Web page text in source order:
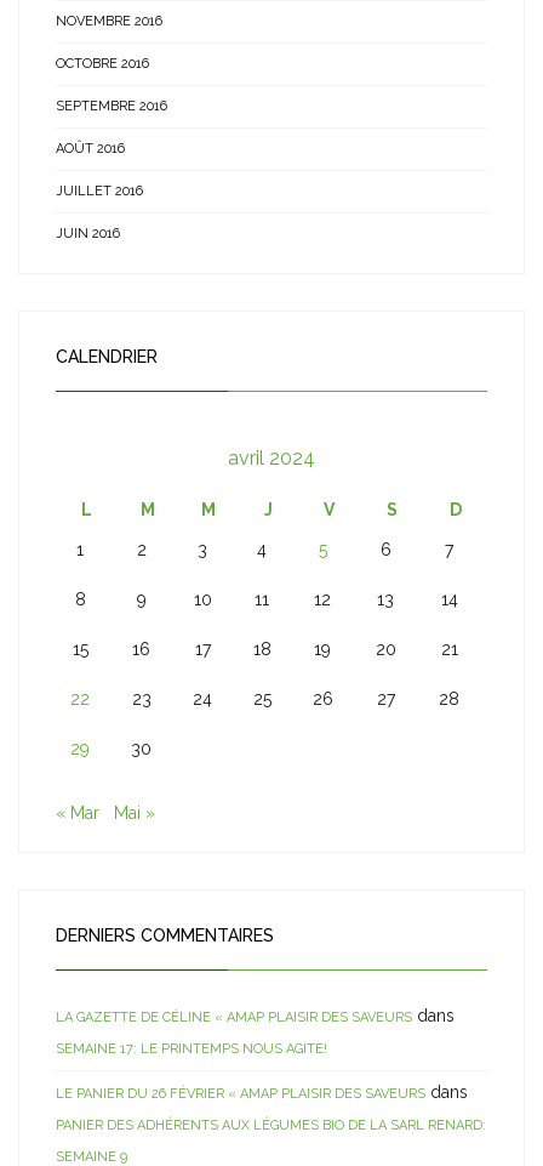
NOVEMBRE 2016
OCTOBRE 2016
SEPTEMBRE 2016
AOÛT 2016
JUILLET 2016
JUIN 2016
CALENDRIER
avril 2024
L M M J V S D
1 2 3 4 5 6 7
8 9 10 11 12 13 14
15 16 17 18 19 20 21
22 23 24 25 26 27 28
29 30
« Mar Mai »
DERNIERS COMMENTAIRES
LA GAZETTE DE CÉLINE « AMAP PLAISIR DES SAVEURS dans
SEMAINE 17: LE PRINTEMPS NOUS AGITE!
LE PANIER DU 26 FÉVRIER « AMAP PLAISIR DES SAVEURS dans
PANIER DES ADHÉRENTS AUX LÉGUMES BIO DE LA SARL RENARD:
SEMAINE 9